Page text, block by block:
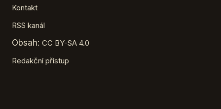
Kontakt
RSS kanál
Obsah: CC BY-SA 4.0
Redakční přístup